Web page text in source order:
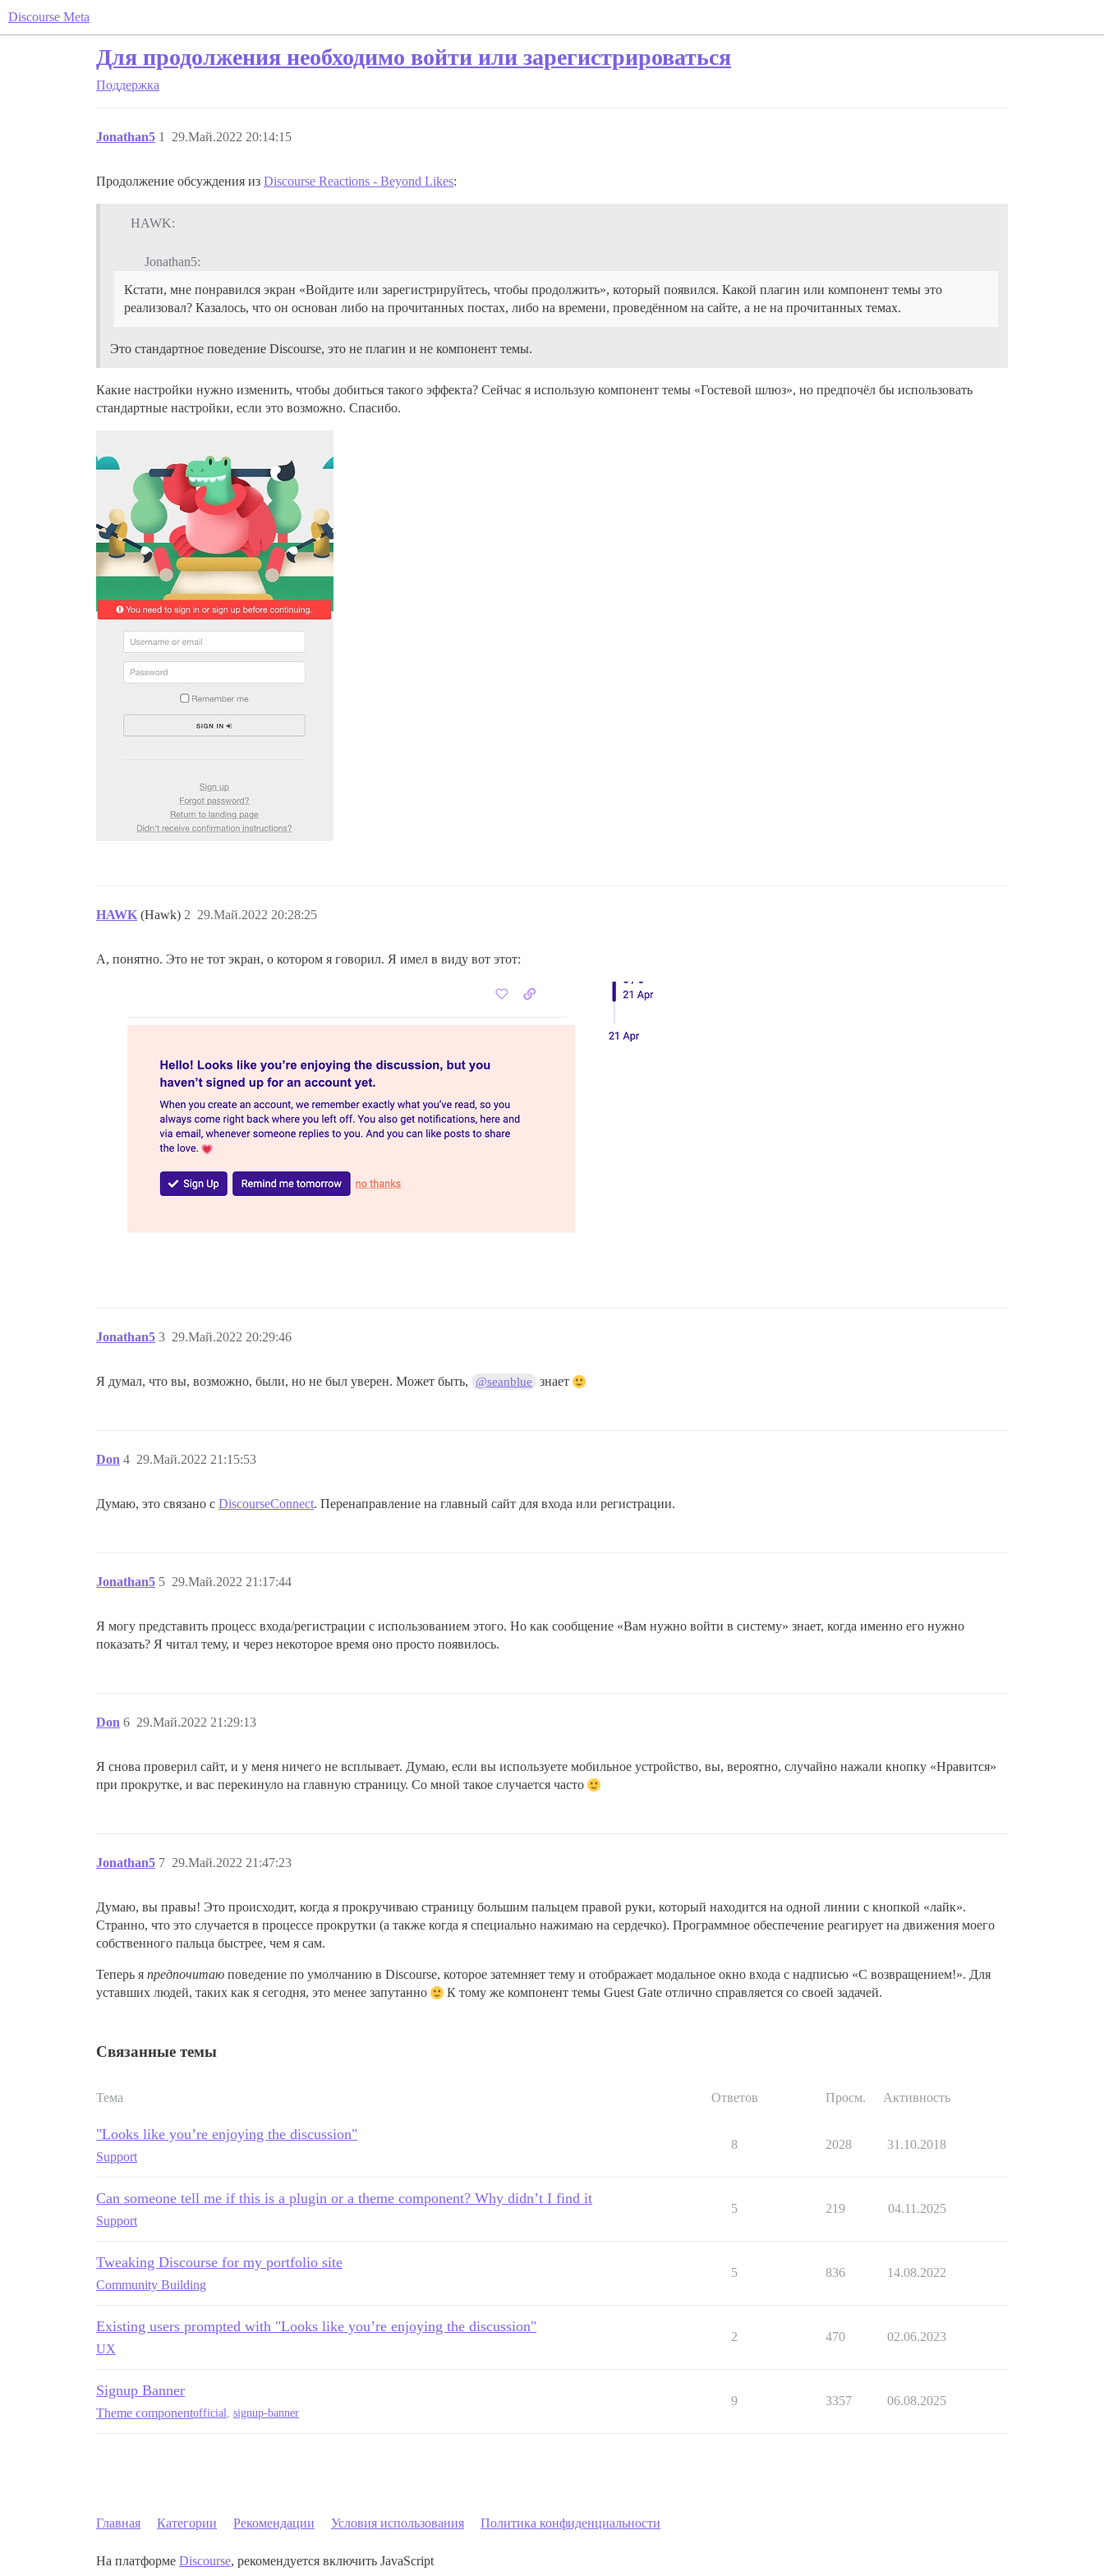
Discourse Meta
Для продолжения необходимо войти или зарегистрироваться
Поддержка
Jonathan5 29.Май.2022 20:14:15
1
Продолжение обсуждения из Discourse Reactions - Beyond Likes:
HAWK:
Jonathan5:
Кстати, мне понравился экран «Войдите или зарегистрируйтесь, чтобы продолжить», который появился. Какой плагин или компонент темы это
реализовал? Казалось, что он основан либо на прочитанных постах, либо на времени, проведённом на сайте, а не на прочитанных темах.
Это стандартное поведение Discourse, это не плагин и не компонент темы.
Какие настройки нужно изменить, чтобы добиться такого эффекта? Сейчас я использую компонент темы «Гостевой шлюз», но предпочёл бы использовать
стандартные настройки, если это возможно. Спасибо.
HAWK (Hawk) 29.Май.2022 20:28:25
2
А, понятно. Это не тот экран, о котором я говорил. Я имел в виду вот этот:
Jonathan5 29.Май.2022 20:29:46
3
Я думал, что вы, возможно, были, но не был уверен. Может быть, @seanblue знает
Don 29.Май.2022 21:15:53
4
Думаю, это связано с DiscourseConnect. Перенаправление на главный сайт для входа или регистрации.
Jonathan5 29.Май.2022 21:17:44
5
Я могу представить процесс входа/регистрации с использованием этого. Но как сообщение «Вам нужно войти в систему» знает, когда именно его нужно
показать? Я читал тему, и через некоторое время оно просто появилось.
Don 29.Май.2022 21:29:13
6
Я снова проверил сайт, и у меня ничего не всплывает. Думаю, если вы используете мобильное устройство, вы, вероятно, случайно нажали кнопку «Нравится»
при прокрутке, и вас перекинуло на главную страницу. Со мной такое случается часто
Jonathan5 29.Май.2022 21:47:23
7
Думаю, вы правы! Это происходит, когда я прокручиваю страницу большим пальцем правой руки, который находится на одной линии с кнопкой «лайк».
Странно, что это случается в процессе прокрутки (а также когда я специально нажимаю на сердечко). Программное обеспечение реагирует на движения моего
собственного пальца быстрее, чем я сам.
Теперь я предпочитаю поведение по умолчанию в Discourse, которое затемняет тему и отображает модальное окно входа с надписью «С возвращением!». Для
уставших людей, таких как я сегодня, это менее запутанно
К тому же компонент темы Guest Gate отлично справляется со своей задачей.
Связанные темы
Тема Ответов Просм. Активность
"Looks like you’re enjoying the discussion"
Support
8 2028 31.10.2018
Can someone tell me if this is a plugin or a theme component? Why didn’t I find it
Support
5 219 04.11.2025
Tweaking Discourse for my portfolio site
Community Building
5 836 14.08.2022
Existing users prompted with "Looks like you’re enjoying the discussion"
UX
2 470 02.06.2023
Signup Banner
Theme componentofficial, signup-banner
9 3357 06.08.2025
Главная Категории Рекомендации Условия использования Политика конфиденциальности
На платформе Discourse, рекомендуется включить JavaScript